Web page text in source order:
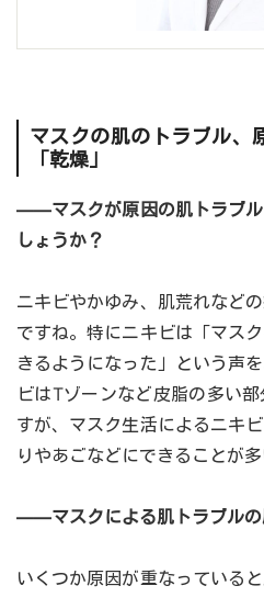
マスクの肌のトラブル、
「乾燥」
――マスクが原因の肌トラブル
しょうか？
ニキビやかゆみ、肌荒れなど
ですね。特にニキビは「マス
きるようになった」という声
ビはTゾーンなど皮脂の多い
すが、マスク生活によるニキ
りやあごなどにできることが多
――マスクによる肌トラブルの
いくつか原因が重なっている